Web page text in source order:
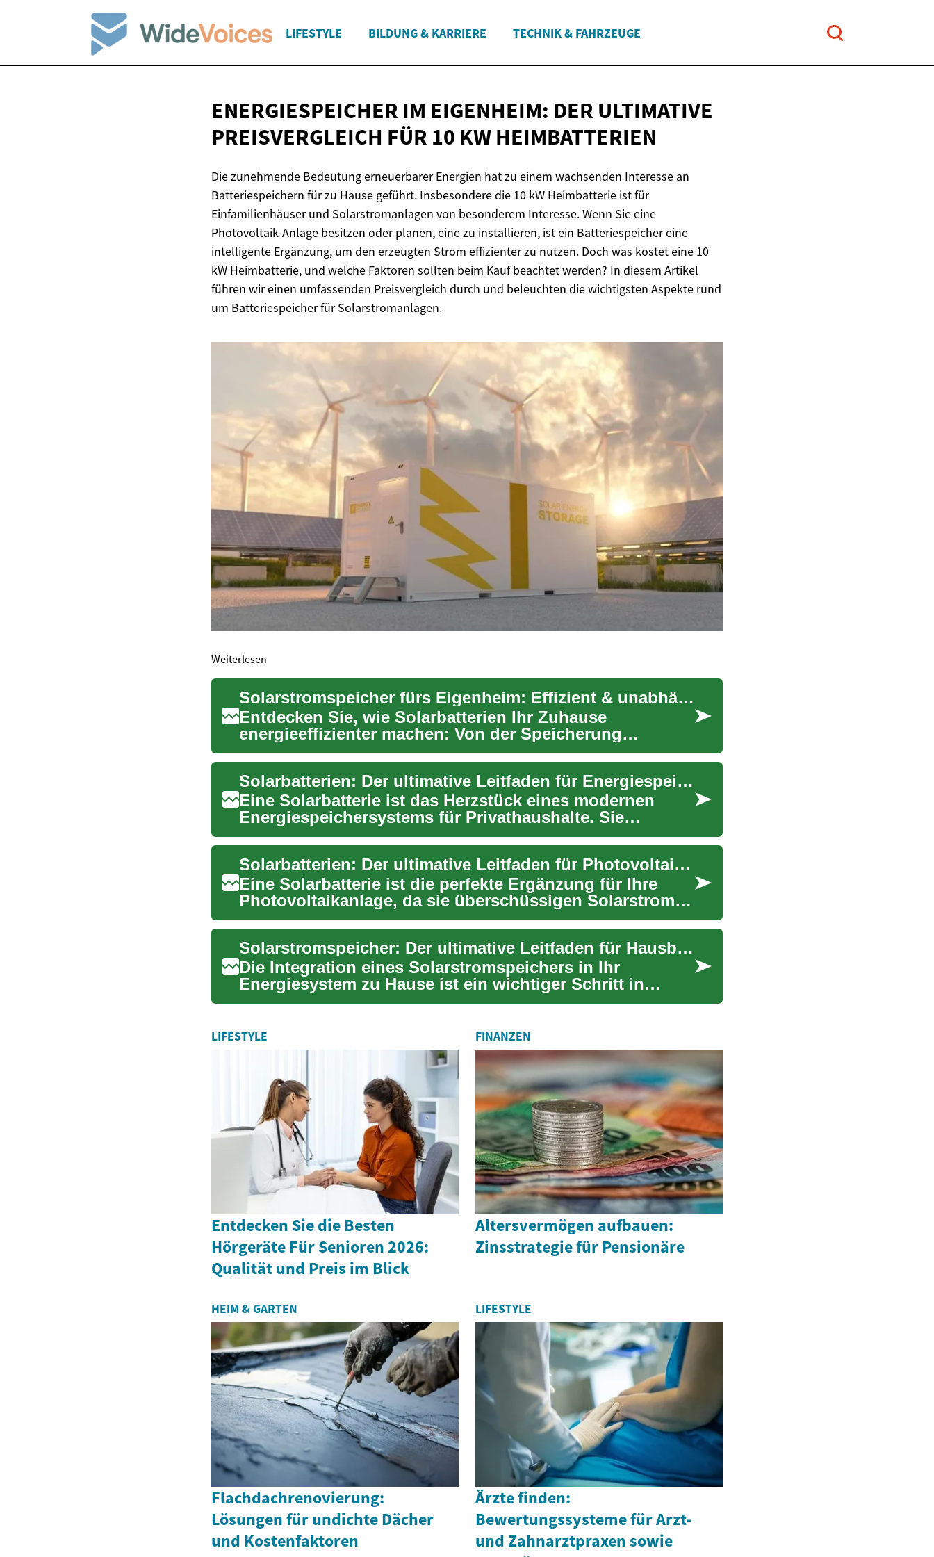
LIFESTYLE BILDUNG & KARRIERE TECHNIK & FAHRZEUGE
ENERGIESPEICHER IM EIGENHEIM: DER ULTIMATIVE
PREISVERGLEICH FÜR 10 KW HEIMBATTERIEN
Die zunehmende Bedeutung erneuerbarer Energien hat zu einem wachsenden Interesse an
Batteriespeichern für zu Hause geführt. Insbesondere die 10 kW Heimbatterie ist für
Einfamilienhäuser und Solarstromanlagen von besonderem Interesse. Wenn Sie eine
Photovoltaik-Anlage besitzen oder planen, eine zu installieren, ist ein Batteriespeicher eine
intelligente Ergänzung, um den erzeugten Strom effizienter zu nutzen. Doch was kostet eine 10
kW Heimbatterie, und welche Faktoren sollten beim Kauf beachtet werden? In diesem Artikel
führen wir einen umfassenden Preisvergleich durch und beleuchten die wichtigsten Aspekte rund
um Batteriespeicher für Solarstromanlagen.
Weiterlesen
Solarstromspeicher fürs Eigenheim: Effizient & unabhängig
Entdecken Sie, wie Solarbatterien Ihr Zuhause
energieeffizienter machen: Von der Speicherung
überschüssiger Solarener...
Solarbatterien: Der ultimative Leitfaden für Energiespeicherung zuhause
Eine Solarbatterie ist das Herzstück eines modernen
Energiespeichersystems für Privathaushalte. Sie
ermöglicht es, se...
Solarbatterien: Der ultimative Leitfaden für Photovoltaik-Energiespeicher
Eine Solarbatterie ist die perfekte Ergänzung für Ihre
Photovoltaikanlage, da sie überschüssigen Solarstrom
speichert...
Solarstromspeicher: Der ultimative Leitfaden für Hausbesitzer
Die Integration eines Solarstromspeichers in Ihr
Energiesystem zu Hause ist ein wichtiger Schritt in
Richtung Energie...
LIFESTYLE
Entdecken Sie die Besten
Hörgeräte Für Senioren 2026:
Qualität und Preis im Blick
FINANZEN
Altersvermögen aufbauen:
Zinsstrategie für Pensionäre
HEIM & GARTEN
Flachdachrenovierung:
Lösungen für undichte Dächer
und Kostenfaktoren
LIFESTYLE
Ärzte finden:
Bewertungssysteme für Arzt-
und Zahnarztpraxen sowie